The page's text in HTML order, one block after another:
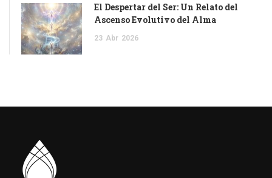
El Despertar del Ser: Un Relato del
Ascenso Evolutivo del Alma
23 Abr 2026